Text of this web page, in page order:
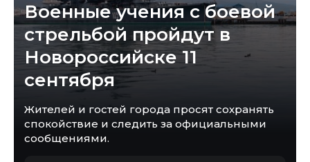
Военные учения с боевой
стрельбой пройдут в
Новороссийске 11
сентября
Жителей и гостей города просят сохранять
спокойствие и следить за официальными
сообщениями.